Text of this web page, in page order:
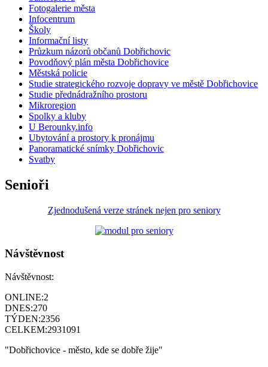
Fotogalerie města
Infocentrum
Školy
Informační listy
Průzkum názorů občanů Dobřichovic
Povodňový plán města Dobřichovice
Městská policie
Studie strategického rozvoje dopravy ve městě Dobřichovice
Studie přednádražního prostoru
Mikroregion
Spolky a kluby
U Berounky.info
Ubytování a prostory k pronájmu
Panoramatické snímky Dobřichovic
Svatby
Senioři
Zjednodušená verze stránek nejen pro seniory
Návštěvnost
Návštěvnost:
ONLINE:2
DNES:270
TÝDEN:2356
CELKEM:2931091
"Dobřichovice - město, kde se dobře žije"